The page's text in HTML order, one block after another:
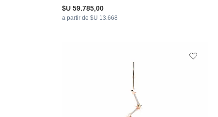
$U 59.785,00
a partir de $U 13.668